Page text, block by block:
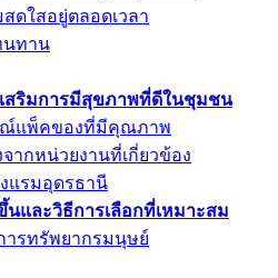
ดใสอยู่ตลอดเวลา
นทาน
เสริมการมีสุขภาพที่ดีในชุมชน
ณ์แพ็คของที่มีคุณภาพ
ากหน่วยงานที่เกี่ยวข้อง
แรมอุดรธานี
และวิธีการเลือกที่เหมาะสม
ารทรัพยากรมนุษย์